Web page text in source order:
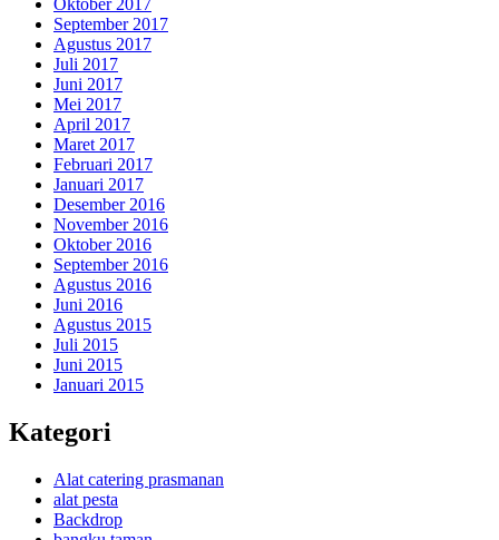
September 2017
Agustus 2017
Juli 2017
Juni 2017
Mei 2017
April 2017
Maret 2017
Februari 2017
Januari 2017
Desember 2016
November 2016
Oktober 2016
September 2016
Agustus 2016
Juni 2016
Agustus 2015
Juli 2015
Juni 2015
Januari 2015
Kategori
Alat catering prasmanan
alat pesta
Backdrop